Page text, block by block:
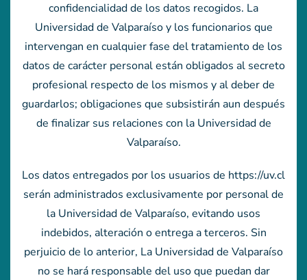
confidencialidad de los datos recogidos. La
Universidad de Valparaíso y los funcionarios que
intervengan en cualquier fase del tratamiento de los
datos de carácter personal están obligados al secreto
profesional respecto de los mismos y al deber de
guardarlos; obligaciones que subsistirán aun después
de finalizar sus relaciones con la Universidad de
Valparaíso.
Los datos entregados por los usuarios de https://uv.cl
serán administrados exclusivamente por personal de
la Universidad de Valparaíso, evitando usos
indebidos, alteración o entrega a terceros. Sin
perjuicio de lo anterior, La Universidad de Valparaíso
no se hará responsable del uso que puedan dar